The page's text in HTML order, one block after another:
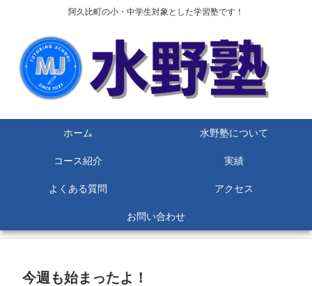
阿久比町の小・中学生対象とした学習塾です！
ホーム 水野塾について
コース紹介 実績
よくある質問 アクセス
お問い合わせ
今週も始まったよ！